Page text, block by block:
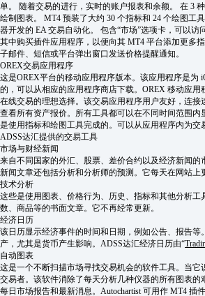
单。 随着交易的进行，实时的账户报表和余额。 在 3
绘制图表。 MT4 预装了大约 30 个指标和 24 个绘图工
器开发的 EA 交易自动化。 包含“市场”选项卡，可以访
其中购买插件应用程序，以便向其 MT4 平台添加更多
子邮件、短信或平台弹出窗口发送价格提醒通知。
OREX交易应用程序
这是OREX平台的移动应用程序版本。该应用程序是为
的，可以从相应的应用程序商店下载。OREX 移动应用
在线交易的理想选择。该交易应用程序用户友好，连接
查看所有资产报价。所有工具都可以在不同时间范围内
是使用指标和绘图工具完成的。可以从应用程序内为交
ADSS达汇提供的交易工具
市场与财经新闻
来自不同国家的外汇、股票、差价合约以及经济新闻的
新闻文章还包括分析和分析师的预测。它每天在网站上
技术分析
这些是使用图表、价格行为、历史、指标和其他分析工
数、商品等的书面文章。它不再经常更新。
经济日历
该日历显示经济事件的时间和日期，例如公告、报告等
产，尤其是货币产生影响。ADSS达汇经济日历由“
自动图表
这是一个不断扫描市场寻找交易机会的软件工具。当它
交易者。该软件消除了每天分析几种仪器的所有图表的
每日市场报告和最新消息。Autochartist 可用作 MT4 插件